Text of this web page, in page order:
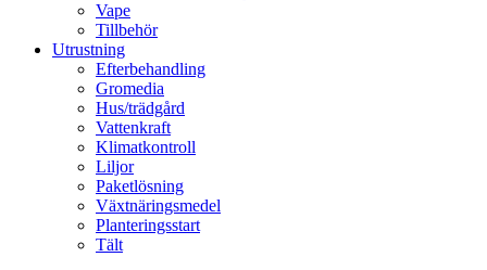
Vape
Tillbehör
Utrustning
Efterbehandling
Gromedia
Hus/trädgård
Vattenkraft
Klimatkontroll
Liljor
Paketlösning
Växtnäringsmedel
Planteringsstart
Tält